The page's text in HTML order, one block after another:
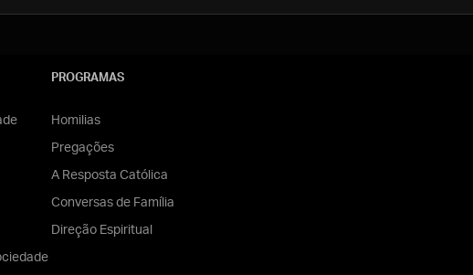
PROGRAMAS
Homilias
Pregações
A Resposta Católica
Conversas de Família
Direção Espiritual